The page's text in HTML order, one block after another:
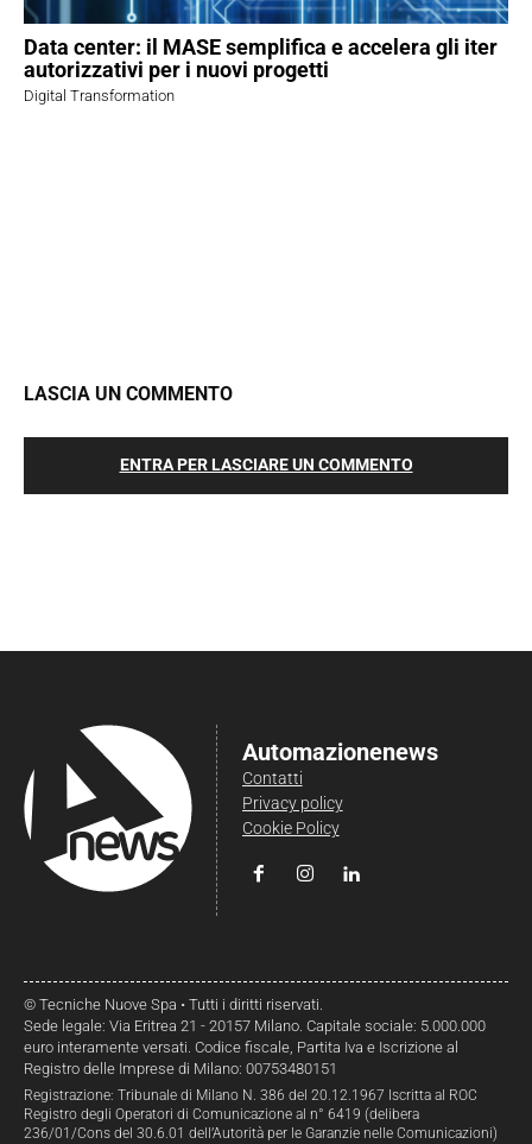
Data center: il MASE semplifica e accelera gli iter
autorizzativi per i nuovi progetti
Digital Transformation
LASCIA UN COMMENTO
ENTRA PER LASCIARE UN COMMENTO
Automazionenews
Contatti
Privacy policy
Cookie Policy
© Tecniche Nuove Spa • Tutti i diritti riservati.
Sede legale: Via Eritrea 21 - 20157 Milano. Capitale sociale: 5.000.000
euro interamente versati. Codice fiscale, Partita Iva e Iscrizione al
Registro delle Imprese di Milano: 00753480151
Registrazione: Tribunale di Milano N. 386 del 20.12.1967 Iscritta al ROC
Registro degli Operatori di Comunicazione al n° 6419 (delibera
236/01/Cons del 30.6.01 dell’Autorità per le Garanzie nelle Comunicazioni)